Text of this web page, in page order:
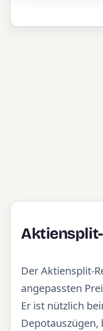
Der Aktiensplit-
angepassten
Er ist nützlich